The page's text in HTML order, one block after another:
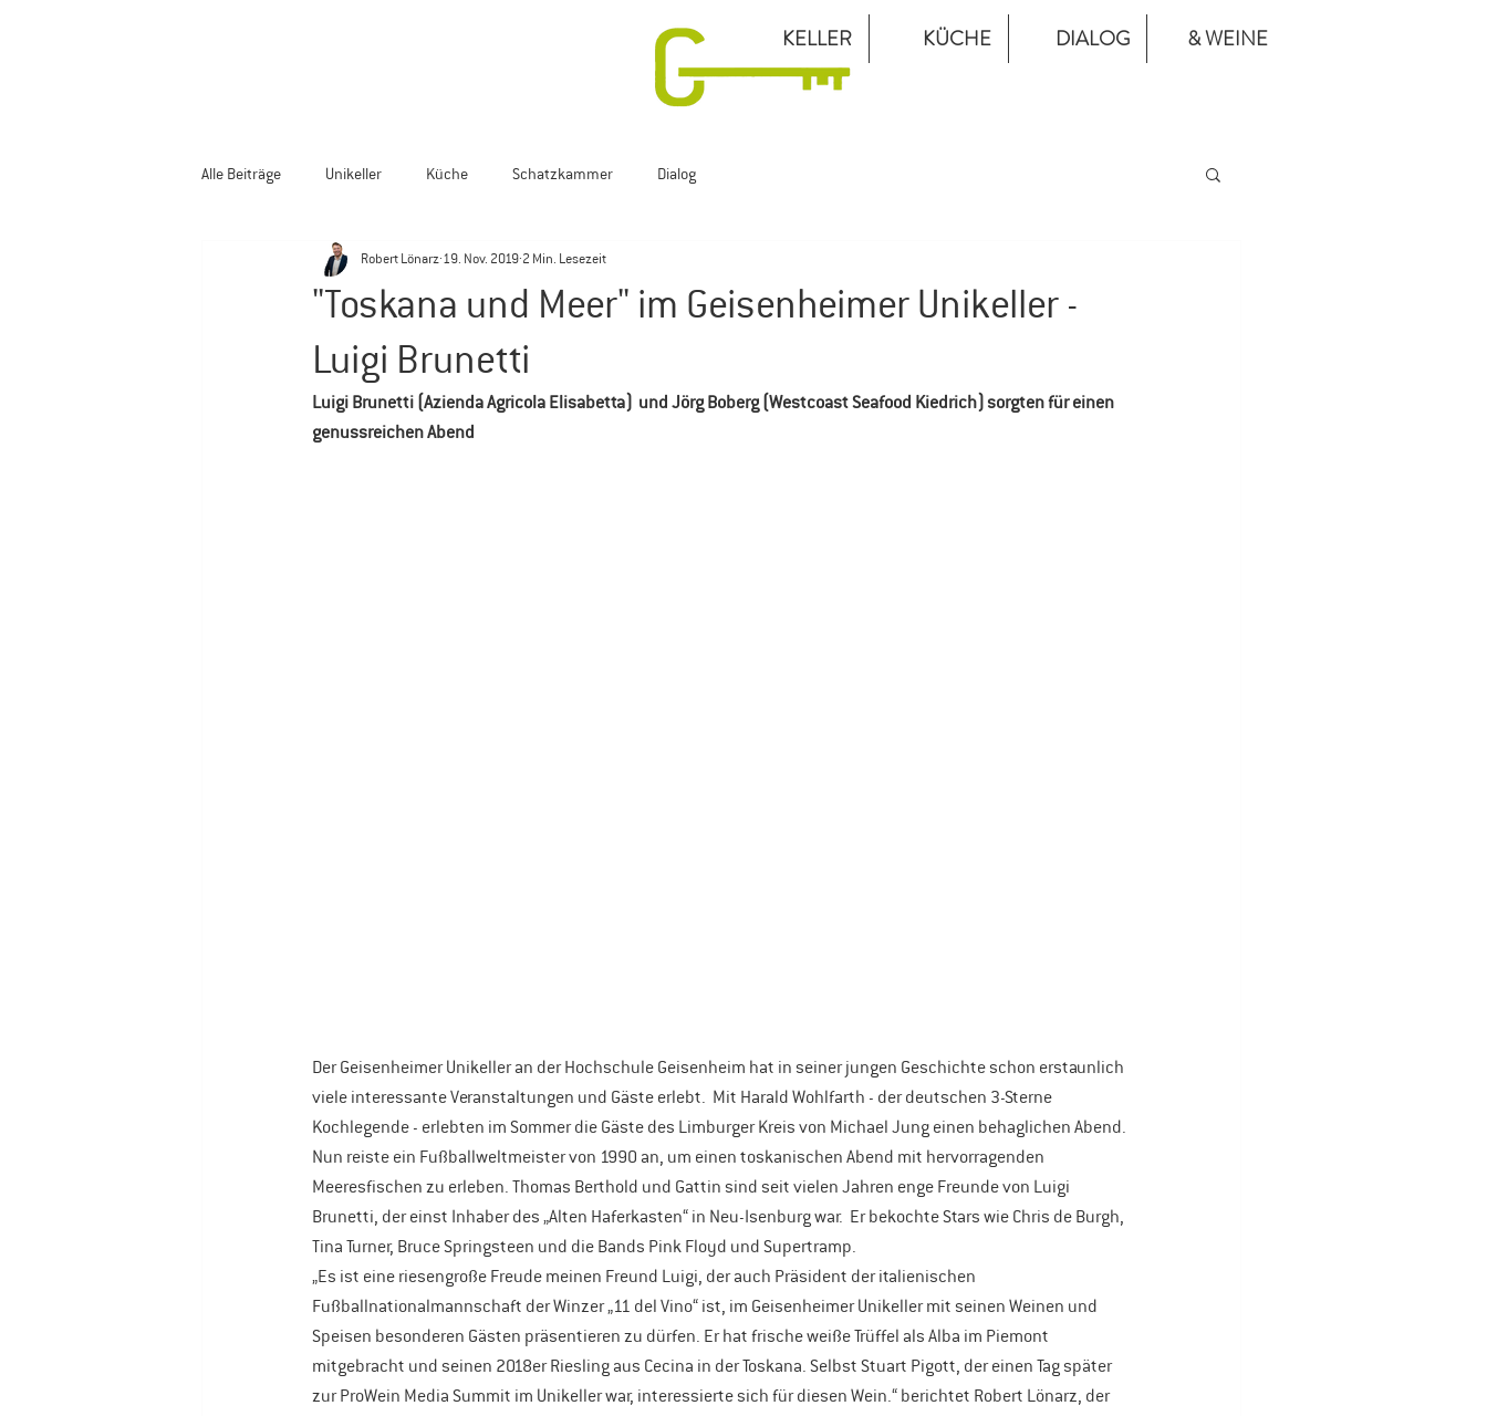
KELLER KÜCHE DIALOG & WEINE
Alle Beiträge Unikeller Küche Schatzkammer Dialog
"Toskana und Meer" im Geisenheimer Unikeller -
Luigi Brunetti
Robert Lönarz 19. Nov. 2019 2 Min. Lesezeit
Luigi Brunetti (Azienda Agricola Elisabetta)  und Jörg Boberg (Westcoast Seafood Kiedrich) sorgten für einen
genussreichen Abend
Der Geisenheimer Unikeller an der Hochschule Geisenheim hat in seiner jungen Geschichte schon erstaunlich
viele interessante Veranstaltungen und Gäste erlebt.  Mit Harald Wohlfarth - der deutschen 3-Sterne
Kochlegende - erlebten im Sommer die Gäste des Limburger Kreis von Michael Jung einen behaglichen Abend.
Nun reiste ein Fußballweltmeister von 1990 an, um einen toskanischen Abend mit hervorragenden
Meeresfischen zu erleben. Thomas Berthold und Gattin sind seit vielen Jahren enge Freunde von Luigi
Brunetti, der einst Inhaber des „Alten Haferkasten“ in Neu-Isenburg war.  Er bekochte Stars wie Chris de Burgh,
Tina Turner, Bruce Springsteen und die Bands Pink Floyd und Supertramp.
„Es ist eine riesengroße Freude meinen Freund Luigi, der auch Präsident der italienischen
Fußballnationalmannschaft der Winzer „11 del Vino“ ist, im Geisenheimer Unikeller mit seinen Weinen und
Speisen besonderen Gästen präsentieren zu dürfen. Er hat frische weiße Trüffel als Alba im Piemont
mitgebracht und seinen 2018er Riesling aus Cecina in der Toskana. Selbst Stuart Pigott, der einen Tag später
zur ProWein Media Summit im Unikeller war, interessierte sich für diesen Wein.“ berichtet Robert Lönarz, der